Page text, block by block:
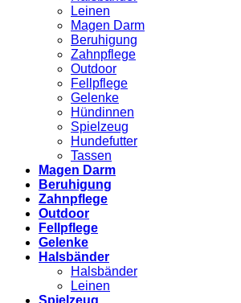
Leinen
Magen Darm
Beruhigung
Zahnpflege
Outdoor
Fellpflege
Gelenke
Hündinnen
Spielzeug
Hundefutter
Tassen
Magen Darm
Beruhigung
Zahnpflege
Outdoor
Fellpflege
Gelenke
Halsbänder
Halsbänder
Leinen
Spielzeug